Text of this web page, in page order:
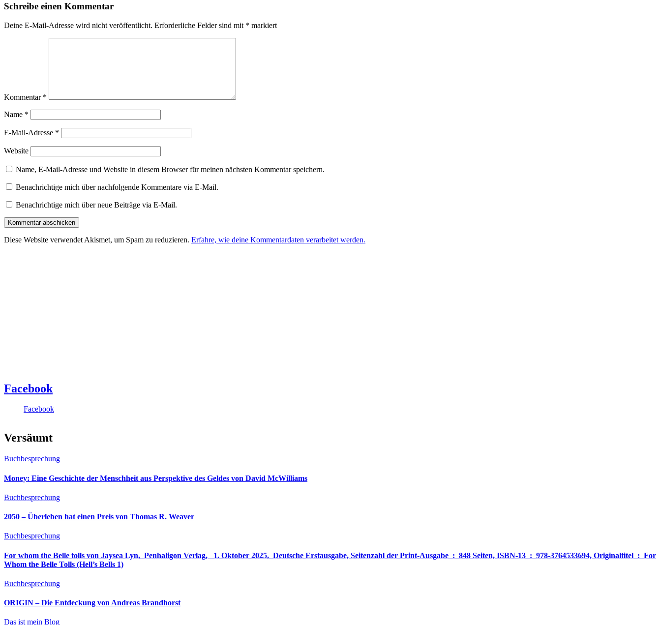
Schreibe einen Kommentar
Deine E-Mail-Adresse wird nicht veröffentlicht. Erforderliche Felder sind mit * markiert
Kommentar *
Name *
E-Mail-Adresse *
Website
Name, E-Mail-Adresse und Website in diesem Browser für meinen nächsten Kommentar speichern.
Benachrichtige mich über nachfolgende Kommentare via E-Mail.
Benachrichtige mich über neue Beiträge via E-Mail.
Diese Website verwendet Akismet, um Spam zu reduzieren. Erfahre, wie deine Kommentardaten verarbeitet werden.
Facebook
Facebook
Versäumt
Buchbesprechung
Money: Eine Geschichte der Menschheit aus Perspektive des Geldes von David McWilliams
Buchbesprechung
2050 – Überleben hat einen Preis von Thomas R. Weaver
Buchbesprechung
For whom the Belle tolls von Jaysea Lyn, ‎ Penhaligon Verlag, ‎ 1. Oktober 2025, ‎ Deutsche Erstausgabe, Seitenzahl der Print-Ausgabe ‏ : ‎ 848 Seiten, ISBN-13 ‏ : ‎ 978-3764533694, Originaltitel ‏ : ‎ For
Whom the Belle Tolls (Hell’s Bells 1)
Buchbesprechung
ORIGIN – Die Entdeckung von Andreas Brandhorst
Das ist mein Blog